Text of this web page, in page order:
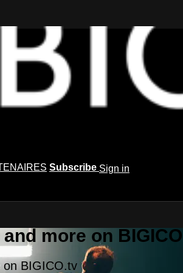
Subscribe Sign in
more on
on BIGICO.tv